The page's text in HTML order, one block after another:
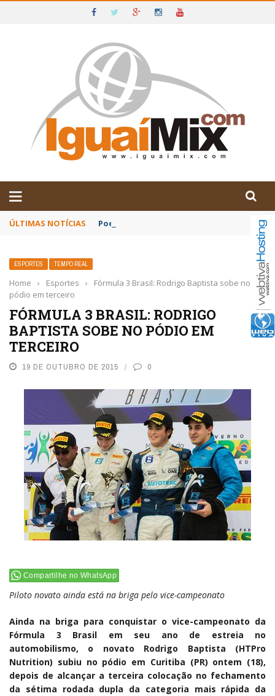
IGUAÍ E SUDOESTE DA BAHIA
ÚLTIMAS NOTÍCIAS Poetas baianos representam o Brasil no
ESPORTES TEMPO REAL
Home › Esportes ›
Fórmula 3 Brasil: Rodrigo Baptista sobe no
pódio em terceiro
FÓRMULA 3 BRASIL: RODRIGO
BAPTISTA SOBE NO PÓDIO EM
TERCEIRO
19 DE OUTUBRO DE 2015 0
Compartilhe no WhatsApp
Piloto novato ainda está na briga pelo vice-campeonato
Ainda na briga para conquistar o vice-campeonato da
Fórmula 3 Brasil em seu ano de estreia no
automobilismo, o novato Rodrigo Baptista (HTPro
Nutrition) subiu no pódio em Curitiba (PR) ontem (18),
depois de alcançar a terceira colocação no fechamento
da sétima rodada dupla da categoria mais rápida da